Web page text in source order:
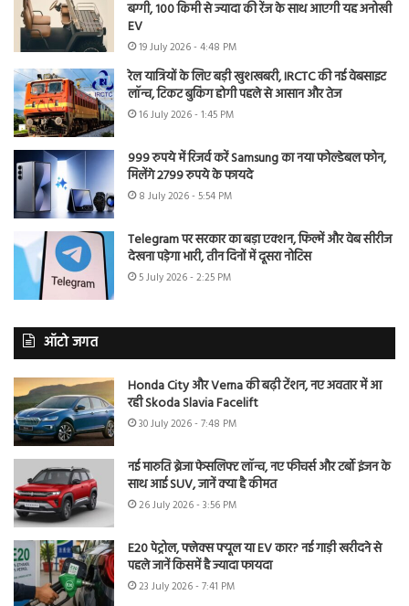
बग्गी, 100 किमी से ज्यादा की रेंज के साथ आएगी यह अनोखी
EV
19 July 2026 - 4:48 PM
रेल यात्रियों के लिए बड़ी खुशखबरी, IRCTC की नई वेबसाइट
लॉन्च, टिकट बुकिंग होगी पहले से आसान और तेज
16 July 2026 - 1:45 PM
999 रुपये में रिजर्व करें Samsung का नया फोल्डेबल फोन,
मिलेंगे 2799 रुपये के फायदे
8 July 2026 - 5:54 PM
Telegram पर सरकार का बड़ा एक्शन, फिल्में और वेब सीरीज
देखना पड़ेगा भारी, तीन दिनों में दूसरा नोटिस
5 July 2026 - 2:25 PM
ऑटो जगत
Honda City और Verna की बढ़ी टेंशन, नए अवतार में आ
रही Skoda Slavia Facelift
30 July 2026 - 7:48 PM
नई मारुति ब्रेजा फेसलिफ्ट लॉन्च, नए फीचर्स और टर्बो इंजन के
साथ आई SUV, जानें क्या है कीमत
26 July 2026 - 3:56 PM
E20 पेट्रोल, फ्लेक्स फ्यूल या EV कार? नई गाड़ी खरीदने से
पहले जानें किसमें है ज्यादा फायदा
23 July 2026 - 7:41 PM